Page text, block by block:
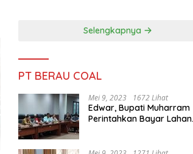
Selengkapnya
PT BERAU COAL
Mei 9, 2023 1672 Lihat
Edwar, Bupati Muharram
Perintahkan Bayar Lahan